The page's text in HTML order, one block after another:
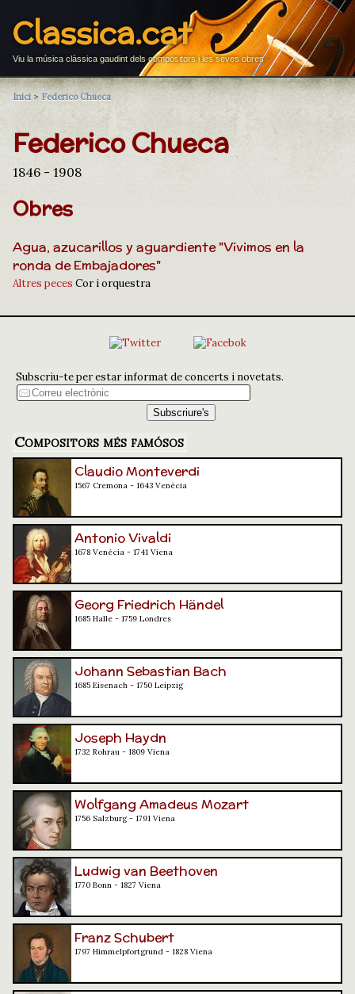
Classica.cat
Viu la música clàssica gaudint dels compositors i les seves obres
Inici > Federico Chueca
Federico Chueca
1846 - 1908
Obres
Agua, azucarillos y aguardiente "Vivimos en la
ronda de Embajadores"
Altres peces Cor i orquestra
Subscriu-te per estar informat de concerts i novetats.
Compositors més famósos
Claudio Monteverdi
1567 Cremona - 1643 Venècia
Antonio Vivaldi
1678 Venècia - 1741 Viena
Georg Friedrich Händel
1685 Halle - 1759 Londres
Johann Sebastian Bach
1685 Eisenach - 1750 Leipzig
Joseph Haydn
1732 Rohrau - 1809 Viena
Wolfgang Amadeus Mozart
1756 Salzburg - 1791 Viena
Ludwig van Beethoven
1770 Bonn - 1827 Viena
Franz Schubert
1797 Himmelpfortgrund - 1828 Viena